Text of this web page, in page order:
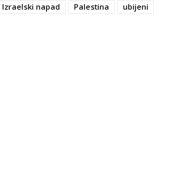
Izraelski napad Palestina ubijeni